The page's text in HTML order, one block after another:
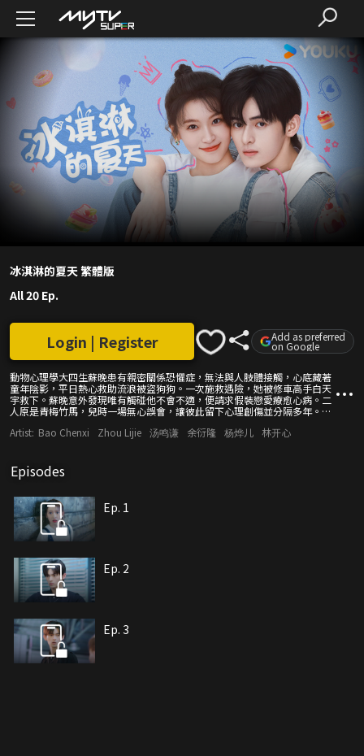
冰淇淋的夏天 繁體版
All 20 Ep.
動物心理學大四生蘇晚患有親密關係恐懼症，無法與人肢體接觸，心底藏著
童年陰影，平日熱心救助流浪被盜狗狗。一次施救遇險，她被修車高手白天
宇救下。蘇晚意外發現唯有觸碰他不會不適，便請求假裝戀愛療愈心病。二
人原是青梅竹馬，兒時一場無心誤會，讓彼此留下心理創傷並分隔多年。相
人攜手歷經風雨、解開舊心結，互相治癒救贖，最終放下過往，走到一起。
Login | Register Add as preferred
on Google
Artist: Bao Chenxi Zhou Lijie 汤鸣谦 余衍隆 杨烨儿 林开心
Episodes
Ep. 1
Ep. 2
Ep. 3